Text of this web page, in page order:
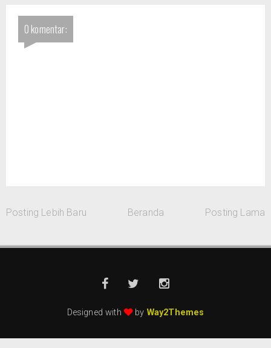
0 komentar:
Posting Lebih Baru Beranda Posting Lama
Designed with by Way2Themes